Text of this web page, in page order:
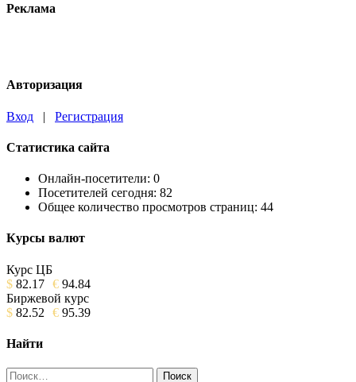
Реклама
Авторизация
Вход | Регистрация
Статистика сайта
Онлайн-посетители: 0
Посетителей сегодня: 82
Общее количество просмотров страниц: 44
Курсы валют
Курс ЦБ
$ 82.17 € 94.84
Биржевой курс
$ 82.52 € 95.39
Найти
Найти: